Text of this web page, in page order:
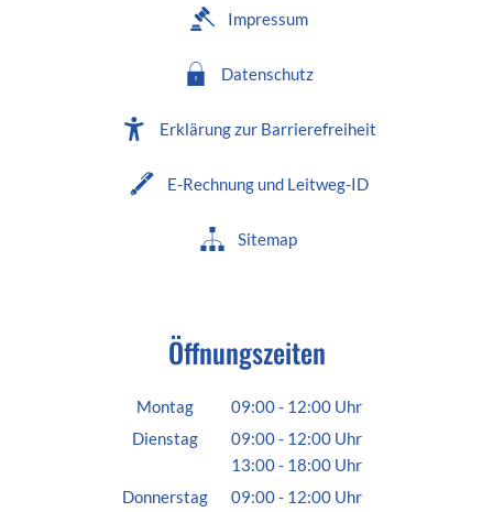
Impressum
Datenschutz
Erklärung zur Barrierefreiheit
E-Rechnung und Leitweg-ID
Sitemap
Öffnungszeiten
Montag 09:00- 12:00Uhr
Von 09:00 bis 12:00 Uhr
Dienstag 09:00- 12:00Uhr
Von 09:00 bis 12:00 Uhr
13:00- 18:00Uhr
Von 13:00 bis 18:00 Uhr
Donnerstag 09:00- 12:00Uhr